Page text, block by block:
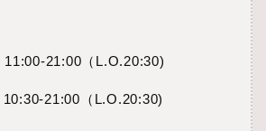
21:00（L.O.20:30)
21:00（L.O.20:30)